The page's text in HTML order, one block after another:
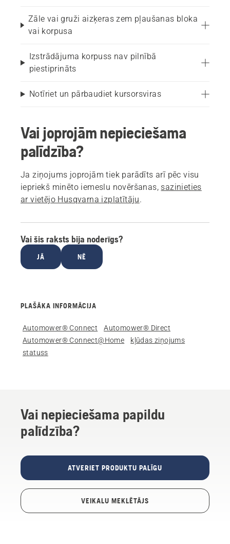
Zāle vai gruži aizķeras zem pļaušanas bloka
vai korpusa
Izstrādājuma korpuss nav pilnībā
piestiprināts
Notīriet un pārbaudiet kursorsviras
Vai joprojām nepieciešama
palīdzība?
Ja ziņojums joprojām tiek parādīts arī pēc visu
iepriekš minēto iemeslu novēršanas,sazinieties
ar vietējo Husqvarna izplatītāju.
Vai šis raksts bija noderīgs?
JĀ NĒ
PLAŠĀKA INFORMĀCIJA
Automower® Connect
Automower® Direct
Automower® Connect@Home
kļūdas ziņojums
statuss
Vai nepieciešama papildu
palīdzība?
ATVERIET PRODUKTU PALĪGU
VEIKALU MEKLĒTĀJS